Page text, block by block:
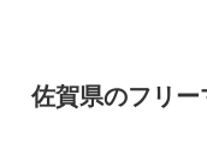
佐賀県のフリー